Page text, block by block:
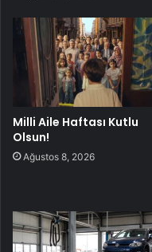
Milli Aile Haftası Kutlu
Olsun!
Ağustos 8, 2026